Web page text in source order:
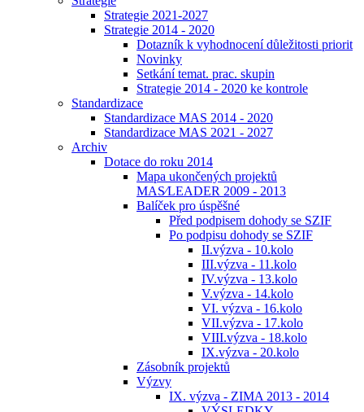
Strategie 2021-2027
Strategie 2014 - 2020
Dotazník k vyhodnocení důležitosti priorit
Novinky
Setkání temat. prac. skupin
Strategie 2014 - 2020 ke kontrole
Standardizace
Standardizace MAS 2014 - 2020
Standardizace MAS 2021 - 2027
Archiv
Dotace do roku 2014
Mapa ukončených projektů
MAS⁄LEADER 2009 - 2013
Balíček pro úspěšné
Před podpisem dohody se SZIF
Po podpisu dohody se SZIF
II.výzva - 10.kolo
III.výzva - 11.kolo
IV.výzva - 13.kolo
V.výzva - 14.kolo
VI. výzva - 16.kolo
VII.výzva - 17.kolo
VIII.výzva - 18.kolo
IX.výzva - 20.kolo
Zásobník projektů
Výzvy
IX. výzva - ZIMA 2013 - 2014